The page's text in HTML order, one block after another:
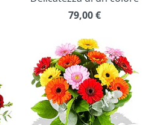
79,00€